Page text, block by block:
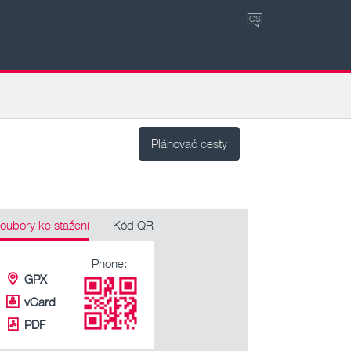
CS
Plánovač cesty
ke stažení Kód QR
GPX
vCard
PDF
Phone: